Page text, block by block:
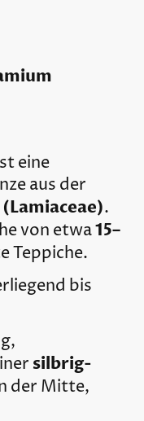
eine
aus der
.
von etwa15–
Teppiche.
bis
silbrig-
der Mitte,